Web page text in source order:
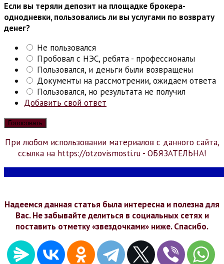
Если вы теряли депозит на площадке брокера-
однодневки, пользовались ли вы услугами по возврату
денег?
Не пользовался
Пробовал с НЭС, ребята - профессионалы
Пользовался, и деньги были возвращены
Документы на рассмотрении, ожидаем ответа
Пользовался, но результата не получил
Добавить свой ответ
При любом использовании материалов с данного сайта,
ссылка на https://otzovismosti.ru - ОБЯЗАТЕЛЬНА!
Надеемся данная статья была интересна и полезна для
Вас. Не забывайте делиться в социальных сетях и
поставить отметку «звездочками» ниже. Спасибо.